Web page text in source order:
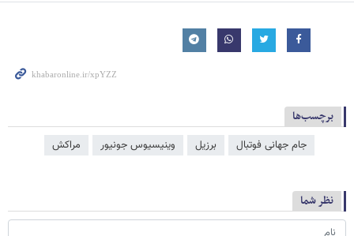
برچسب‌ها
جام جهانی فوتبال برزیل وینیسیوس جونیور مراکش
نظر شما